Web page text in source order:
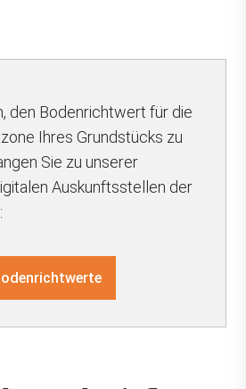
den Bodenrichtwert für die
Ihres Grundstücks zu
Sie zu unserer
Auskunftsstellen der